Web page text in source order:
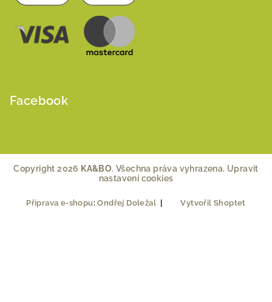
Facebook
Copyright 2026 KA&BO. Všechna práva vyhrazena. Upravit
nastavení cookies
Příprava e-shopu:Ondřej Doležal| Vytvořil Shoptet